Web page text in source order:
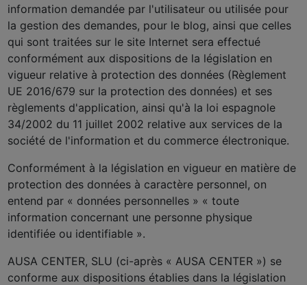
information demandée par l'utilisateur ou utilisée pour
la gestion des demandes, pour le blog, ainsi que celles
qui sont traitées sur le site Internet sera effectué
conformément aux dispositions de la législation en
vigueur relative à protection des données (Règlement
UE 2016/679 sur la protection des données) et ses
règlements d'application, ainsi qu'à la loi espagnole
34/2002 du 11 juillet 2002 relative aux services de la
société de l'information et du commerce électronique.
Conformément à la législation en vigueur en matière de
protection des données à caractère personnel, on
entend par « données personnelles » « toute
information concernant une personne physique
identifiée ou identifiable ».
AUSA CENTER, SLU (ci-après « AUSA CENTER ») se
conforme aux dispositions établies dans la législation